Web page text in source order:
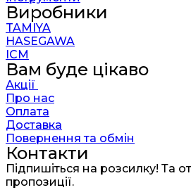
Виробники
TAMIYA
HASEGAWA
ICM
Вам буде цікаво
Акції
Про нас
Оплата
Доставка
Повернення та обмін
Контакти
Підпишіться на розсилку! Та
пропозиції.